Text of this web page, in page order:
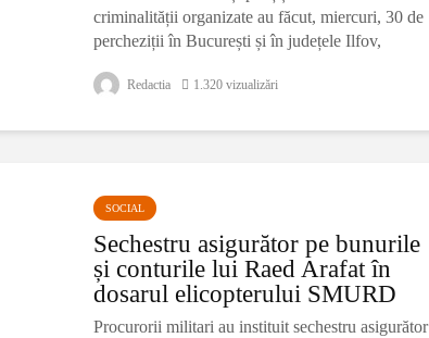
criminalității organizate au făcut, miercuri, 30 de
percheziții în București și în județele Ilfov,
și Galați, într-un
Redactia 1.320 vizualizări
SOCIAL
Sechestru asigurător pe bunurile
și conturile lui Raed Arafat în
dosarul elicopterului SMURD
Procurorii militari au instituit sechestru asigurător